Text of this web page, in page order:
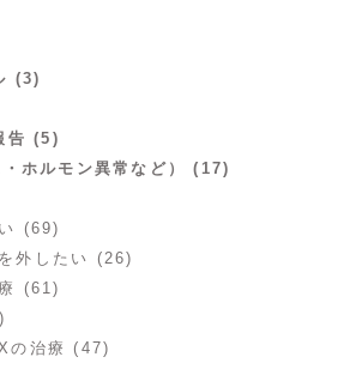
(3)
告 (5)
ホルモン異常など） (17)
(69)
外したい (26)
(61)
の治療 (47)